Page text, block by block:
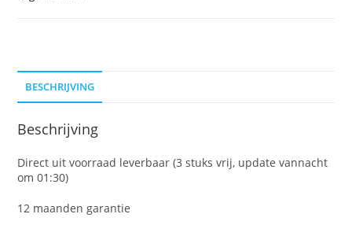
BESCHRIJVING
Beschrijving
Direct uit voorraad leverbaar (3 stuks vrij, update vannacht
om 01:30)
12 maanden garantie